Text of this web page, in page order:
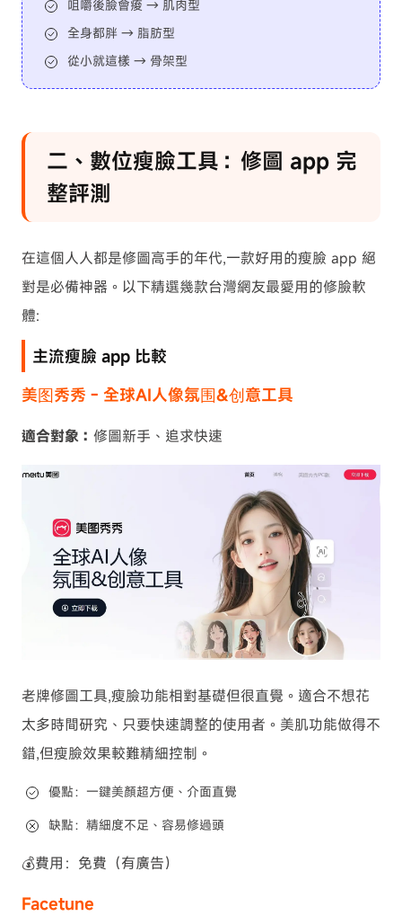
咀嚼後臉會痠 → 肌肉型
全身都胖 → 脂肪型
從小就這樣 → 骨架型
二、數位瘦臉工具：修圖 app 完
整評測
在這個人人都是修圖高手的年代,一款好用的瘦臉 app 絕
對是必備神器。以下精選幾款台灣網友最愛用的修臉軟
體:
主流瘦臉 app 比較
美图秀秀 - 全球AI人像氛围&创意工具
適合對象： 修圖新手、追求快速
老牌修圖工具,瘦臉功能相對基礎但很直覺。適合不想花
太多時間研究、只要快速調整的使用者。美肌功能做得不
錯,但瘦臉效果較難精細控制。
優點：一鍵美顏超方便、介面直覺
缺點：精細度不足、容易修過頭
💰費用：免費（有廣告）
Facetune